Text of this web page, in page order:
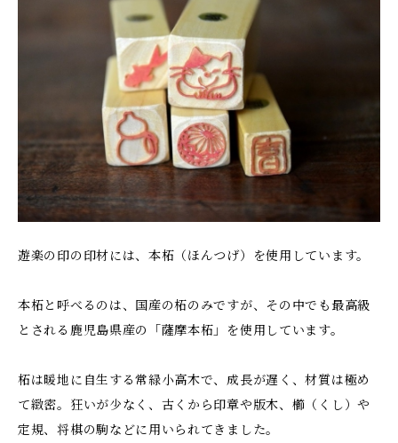
遊楽の印の印材には、本柘（ほんつげ）を使用しています。
本柘と呼べるのは、国産の柘のみですが、その中でも最高級
とされる鹿児島県産の「薩摩本柘」を使用しています。
柘は暖地に自生する常緑小高木で、成長が遅く、材質は極め
て緻密。狂いが少なく、古くから印章や版木、櫛（くし）や
定規、将棋の駒などに用いられてきました。